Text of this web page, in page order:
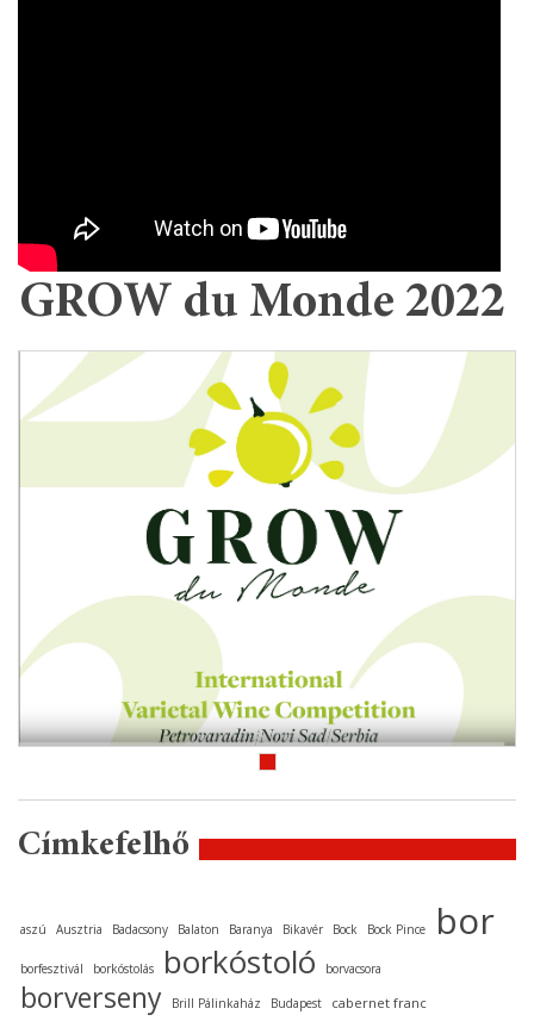
GROW du Monde 2022
Címkefelhő
aszú Ausztria Badacsony Balaton Baranya Bikavér Bock Bock Pince bor
borfesztivál borkóstolás borkóstoló borvacsora
borverseny Brill Pálinkaház Budapest cabernet franc